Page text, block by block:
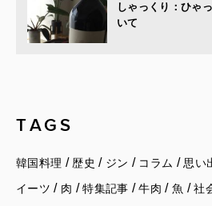
しゃっくり：ひゃ
いて
TAGS
韓国料理 / 歴史 / ジン / コラム / 思い
イーツ / 肉 /特集記事 /牛肉 /魚 /社